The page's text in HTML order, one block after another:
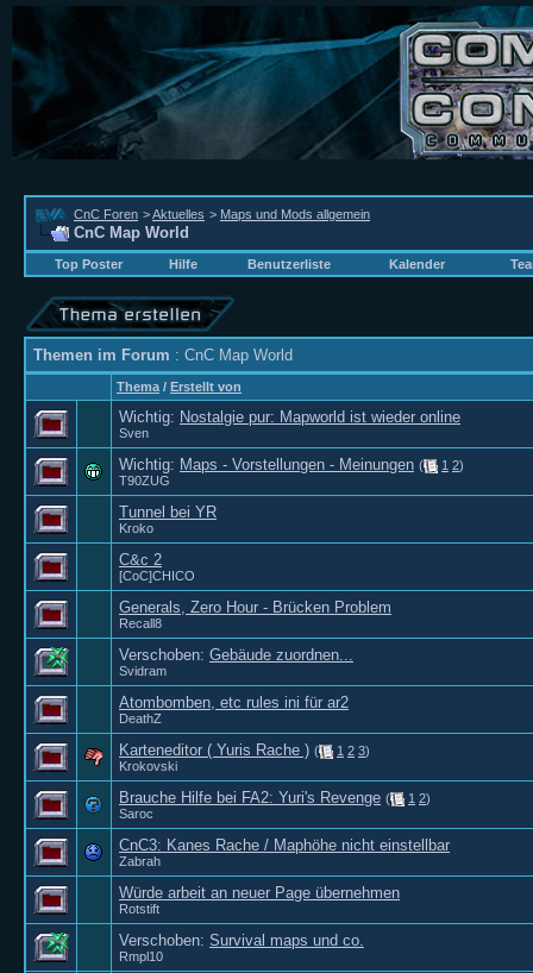
CnC Foren >Aktuelles > Maps und Mods allgemein
CnC Map World
Top Poster Hilfe Benutzerliste Kalender
Themen im Forum : CnC Map World
Thema / Erstellt von
Wichtig: Nostalgie pur: Mapworld ist wieder online
Sven
Wichtig: Maps - Vorstellungen - Meinungen ( 1 2)
T90ZUG
Tunnel bei YR
Kroko
C&c 2
[CoC]CHICO
Generals, Zero Hour - Brücken Problem
Recall8
Verschoben: Gebäude zuordnen...
Svidram
Atombomben, etc rules ini für ar2
DeathZ
Karteneditor ( Yuris Rache ) ( 1 2 3)
Krokovski
Brauche Hilfe bei FA2: Yuri's Revenge ( 1 2)
Saroc
CnC3: Kanes Rache / Maphöhe nicht einstellbar
Zabrah
Würde arbeit an neuer Page übernehmen
Rotstift
Verschoben: Survival maps und co.
Rmpl10